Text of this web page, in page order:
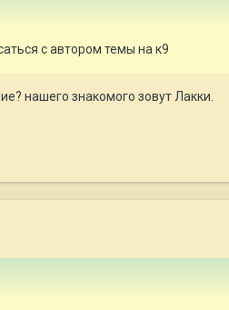
с автором темы на к9
нашего знакомого зовут Лакки.